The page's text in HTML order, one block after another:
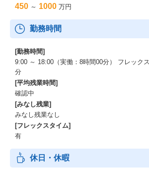
450 ～ 1000 万円
勤務時間
[勤務時間]
9:00 ～ 18:00（実働：8時間00分） フレック
分
[平均残業時間]
確認中
[みなし残業]
みなし残業なし
[フレックスタイム]
有
休日・休暇